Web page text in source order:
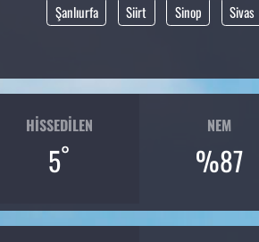
Şanlıurfa
Siirt Sinop Sivas
HISSEDILEN
5°
NEM
%87